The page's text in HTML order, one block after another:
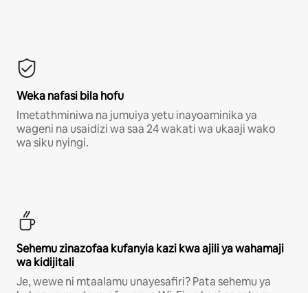
Weka nafasi bila hofu
Imetathminiwa na jumuiya yetu inayoaminika ya
wageni na usaidizi wa saa 24 wakati wa ukaaji wako
wa siku nyingi.
Sehemu zinazofaa kufanyia kazi kwa ajili ya wahamaji
wa kidijitali
Je, wewe ni mtaalamu unayesafiri? Pata sehemu ya